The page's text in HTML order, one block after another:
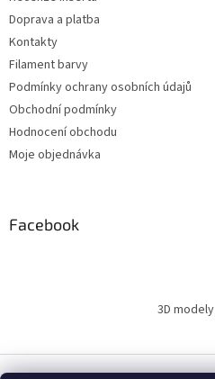
Doprava a platba
Kontakty
Filament barvy
Podmínky ochrany osobních údajů
Obchodní podmínky
Hodnocení obchodu
Moje objednávka
Facebook
3D modely